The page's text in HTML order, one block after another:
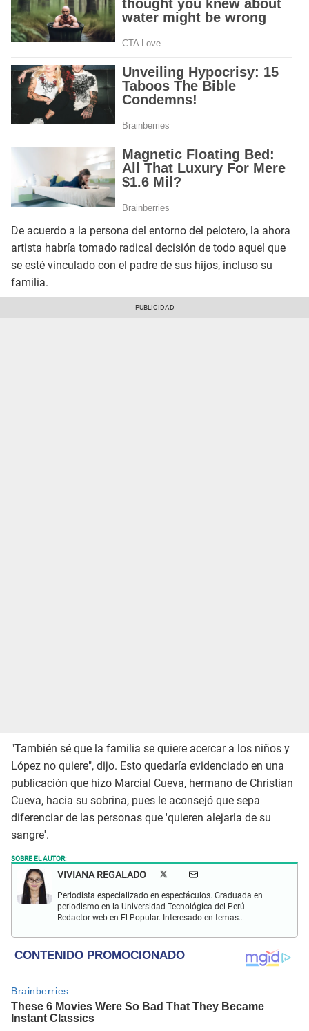
De acuerdo a la persona del entorno del pelotero, la ahora
artista habría tomado radical decisión de todo aquel que
se esté vinculado con el padre de sus hijos, incluso su
familia.
"También sé que la familia se quiere acercar a los niños y
López no quiere", dijo. Esto quedaría evidenciado en una
publicación que hizo Marcial Cueva, hermano de Christian
Cueva, hacia su sobrina, pues le aconsejó que sepa
diferenciar de las personas que 'quieren alejarla de su
sangre'.
SOBRE EL AUTOR:
VIVIANA REGALADO
Periodista especializado en espectáculos. Graduada en
periodismo en la Universidad Tecnológica del Perú.
Redactor web en El Popular. Interesado en temas
y crónicas.